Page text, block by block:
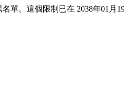
單。這個限制已在 2038年01月